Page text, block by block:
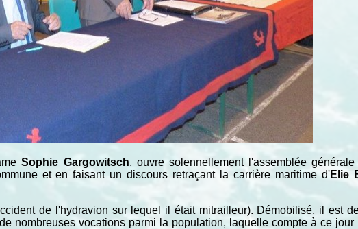
Sophie Gargowitsch, ouvre solennellement l'assemblée
et en faisant un discours retraçant la carrière maritime d'Elie
de l'hydravion sur lequel il était mitrailleur). Démobilisé, il est
nombreuses vocations parmi la population, laquelle compte à ce jour